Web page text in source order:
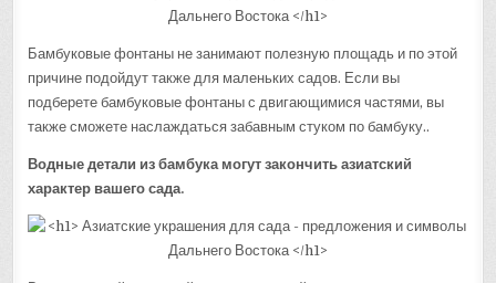
Бамбуковые фонтаны не занимают полезную площадь и по этой
причине подойдут также для маленьких садов. Если вы
подберете бамбуковые фонтаны с двигающимися частями, вы
также сможете наслаждаться забавным стуком по бамбуку..
Водные детали из бамбука могут закончить азиатский
характер вашего сада.